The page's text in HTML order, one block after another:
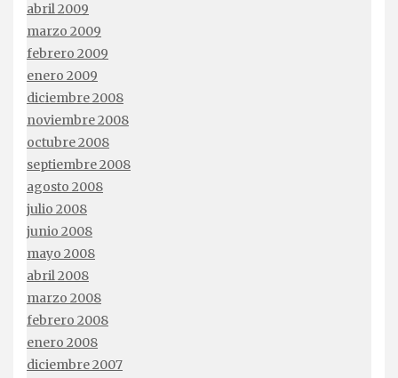
abril 2009
marzo 2009
febrero 2009
enero 2009
diciembre 2008
noviembre 2008
octubre 2008
septiembre 2008
agosto 2008
julio 2008
junio 2008
mayo 2008
abril 2008
marzo 2008
febrero 2008
enero 2008
diciembre 2007